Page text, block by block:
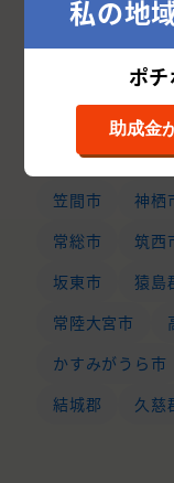
ひたちなか市
守谷
つくばみらい市
笠間市
神栖
常総市
筑西
坂東市
猿島
常陸大宮市
かすみがうら市
結城郡
久慈
私の地
ポ
助成金